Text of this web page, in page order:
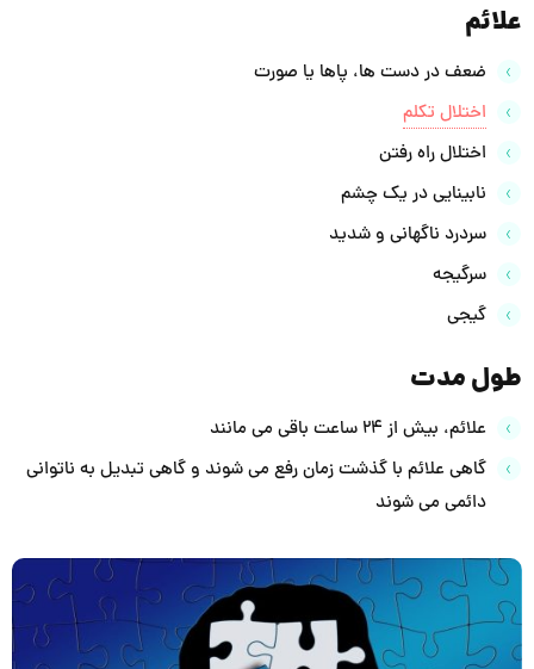
علائم
ضعف در دست ها، پاها یا صورت
اختلال تکلم
اختلال راه رفتن
نابینایی در یک چشم
سردرد ناگهانی و شدید
سرگیجه
گیجی
طول مدت
علائم، بیش از 24 ساعت باقی می مانند
گاهی علائم با گذشت زمان رفع می شوند و گاهی تبدیل به ناتوانی
دائمی می شوند